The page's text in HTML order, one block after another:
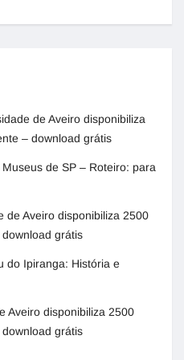
de Aveiro disponibiliza
– download grátis
Museus de SP – Roteiro: para
de Aveiro disponibiliza 2500
grátis
do Ipiranga: História e
Aveiro disponibiliza 2500
grátis